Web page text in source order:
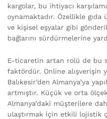
kargolar, bu ihtiyacı
oynamaktadır. Özellikle
ve kişisel eşyalar gibi
bağlarını sürdürmelerine
E-ticaretin artan rolü de bu
faktördür. Online alışverişin
Balıkesir’den Almanya’ya
artmıştır. Küçük ve orta
Almanya’daki müşterilere
ulaştırmak için etkili lojistik